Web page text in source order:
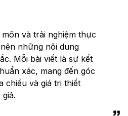
và trải nghiệm thực
những nội dung
Mỗi bài viết là sự kết
xác, mang đến góc
chiều và giá trị thiết